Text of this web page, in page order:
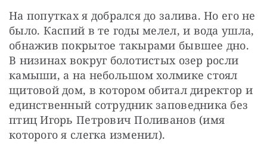
На попутках я добрался до залива. Но его не
было. Каспий в те годы мелел, и вода ушла,
обнажив покрытое такырами бывшее дно.
В низинах вокруг болотистых озер росли
камыши, а на небольшом холмике стоял
щитовой дом, в котором обитал директор и
единственный сотрудник заповедника без
птиц Игорь Петрович Поливанов (имя
которого я слегка изменил).